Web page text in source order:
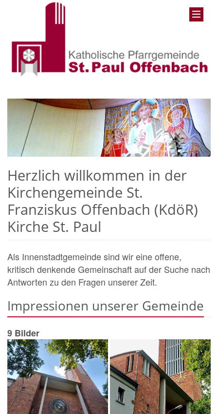
Herzlich willkommen in der
Kirchengemeinde St.
Franziskus Offenbach (KdöR)
Kirche St. Paul
Als Innenstadtgemeinde sind wir eine offene,
kritisch denkende Gemeinschaft auf der Suche nach
Antworten zu den Fragen unserer Zeit.
Impressionen unserer Gemeinde
9 Bilder